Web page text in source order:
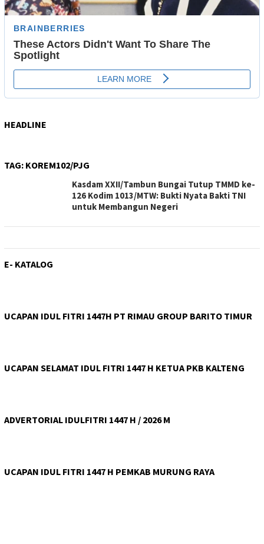
HEADLINE
TAG: KOREM102/PJG
Kasdam XXII/Tambun Bungai Tutup TMMD ke-
126 Kodim 1013/MTW: Bukti Nyata Bakti TNI
untuk Membangun Negeri
E- KATALOG
UCAPAN IDUL FITRI 1447H PT RIMAU GROUP BARITO TIMUR
UCAPAN SELAMAT IDUL FITRI 1447 H KETUA PKB KALTENG
ADVERTORIAL IDULFITRI 1447 H / 2026 M
UCAPAN IDUL FITRI 1447 H PEMKAB MURUNG RAYA